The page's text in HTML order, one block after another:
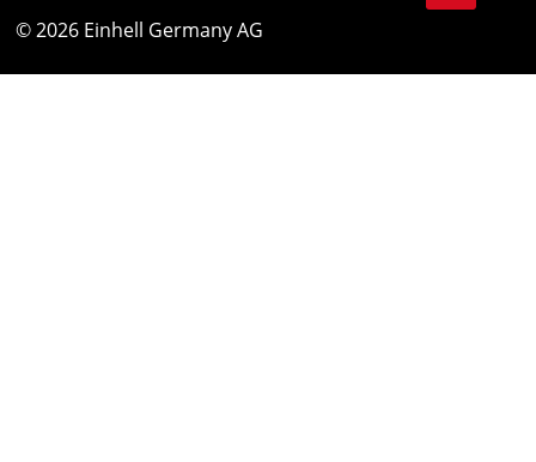
© 2026 Einhell Germany AG